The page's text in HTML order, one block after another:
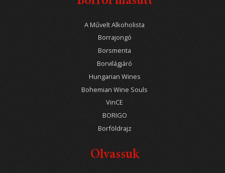
A Művelt Alkoholista
Borrajongó
Borsmenta
Borvilágjáró
Hungarian Wines
Bohemian Wine Souls
VinCE
BORIGO
Borföldrajz
Olvassuk